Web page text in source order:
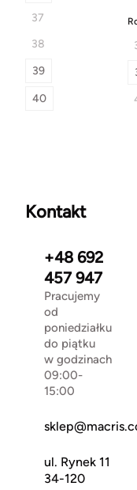
37
38
39
40
Kontakt
+48 692
457 947
Pracujemy
od
poniedziałku
do piątku
w godzinach
09:00-
15:00
ul. Rynek 11
34-120